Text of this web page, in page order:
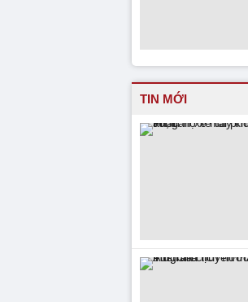
TIN MỚI